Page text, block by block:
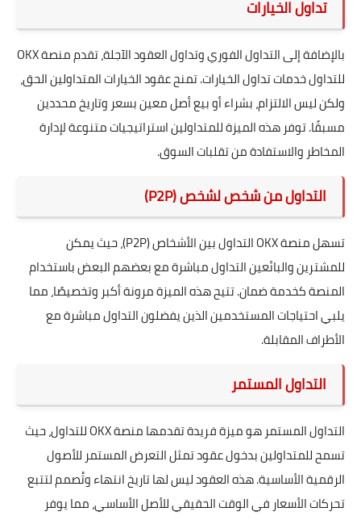
تداول الخيارات
بالإضافة إلى التداول الفوري وتداول العقود الآجلة، تقدم منصة OKX
للتداول خدمات تداول الخيارات. تمنح عقود الخيارات المتداولين الحق،
ولكن ليس الالتزام، بشراء أو بيع أصل معين بسعر وتاريخ محددين
مسبقًا. توفر هذه الميزة للمتداولين استراتيجيات متنوعة لإدارة
المخاطر والاستفادة من تقلبات السوق.
التداول من شخص لشخص (P2P)
تسهل منصة OKX التداول بين الأشخاص (P2P)، حيث يمكن
للمشترين والبائعين التداول مباشرة مع بعضهم البعض باستخدام
المنصة كخدمة ضمان. تتيح هذه الميزة مرونة أكبر وتخصيصًا، مما
يلبي احتياجات المستخدمين الذين يفضلون التداول مباشرة مع
الأطراف المقابلة.
التداول المستمر
التداول المستمر هو ميزة فريدة تقدمها منصة OKX للتداول، حيث
تسمح للمتداولين بدخول عقود تمثل التعرض المستمر للأصول
الرقمية الأساسية. هذه العقود ليس لها تاريخ انتهاء وتُصمم لتتبع
تحركات الأسعار في الوقت الحقيقي للأصل الأساسي، مما يوفر